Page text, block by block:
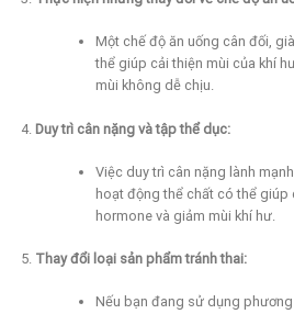
Một chế độ ăn uống cân đối,
thể giúp cải thiện mùi của khí
mùi không dễ chịu.
Duy trì cân nặng và tập thể dục:
Việc duy trì cân nặng lành
hoạt động thể chất có thể giúp
hormone và giảm mùi khí hư.
Thay đổi loại sản phẩm tránh thai:
Nếu bạn đang sử dụng